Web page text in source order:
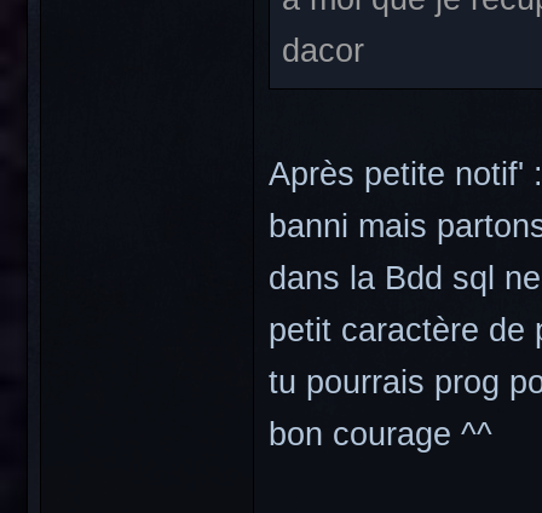
dacor
Après petite notif'
banni mais
dans la Bdd sql
petit caractère de
tu pourrais prog
bon courage ^^